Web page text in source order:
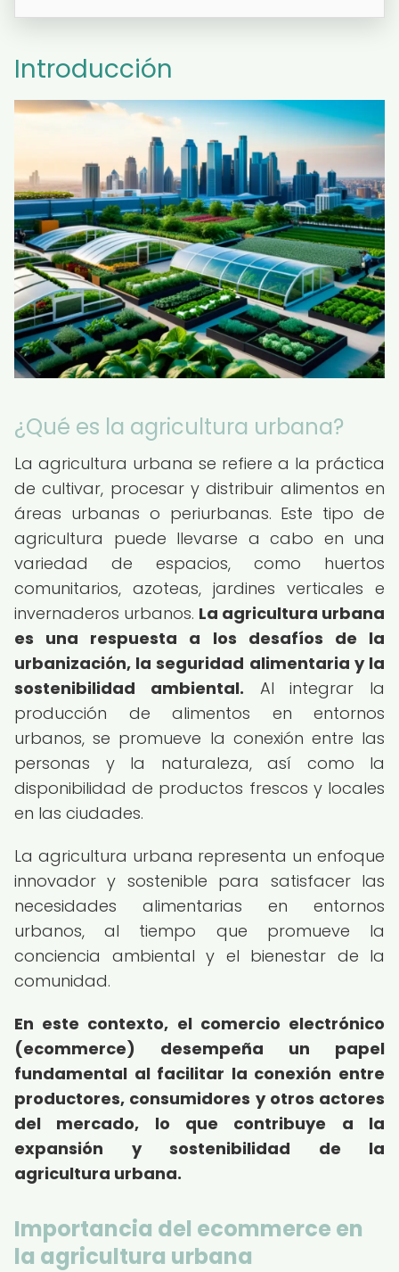
Introducción
¿Qué es la agricultura urbana?
La agricultura urbana se refiere a la práctica
de cultivar, procesar y distribuir alimentos en
áreas urbanas o periurbanas. Este tipo de
agricultura puede llevarse a cabo en una
variedad de espacios, como huertos
comunitarios, azoteas, jardines verticales e
invernaderos urbanos. La agricultura urbana
es una respuesta a los desafíos de la
urbanización, la seguridad alimentaria y la
sostenibilidad ambiental. Al integrar la
producción de alimentos en entornos
urbanos, se promueve la conexión entre las
personas y la naturaleza, así como la
disponibilidad de productos frescos y locales
en las ciudades.
La agricultura urbana representa un enfoque
innovador y sostenible para satisfacer las
necesidades alimentarias en entornos
urbanos, al tiempo que promueve la
conciencia ambiental y el bienestar de la
comunidad.
En este contexto, el comercio electrónico
(ecommerce) desempeña un papel
fundamental al facilitar la conexión entre
productores, consumidores y otros actores
del mercado, lo que contribuye a la
expansión y sostenibilidad de la
agricultura urbana.
Importancia del ecommerce en
la agricultura urbana